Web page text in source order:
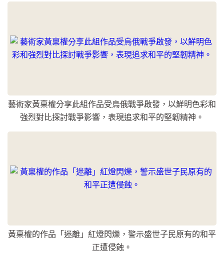
藝術家黃稟權分享此組作品受烏俄戰爭啟發，以鮮明色彩和
強烈對比探討戰爭影響，表現追求和平的堅韌精神。
黃稟權的作品「迷離」紅燈閃爍，警示盛世子民原有的和平
正遭侵蝕。